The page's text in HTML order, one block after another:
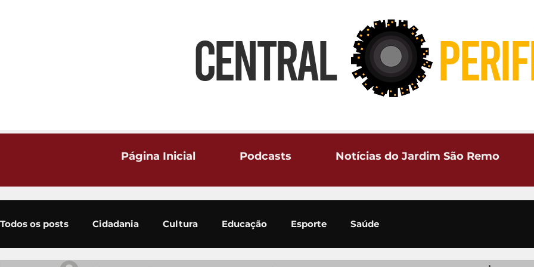
CENTRAL
Página Inicial Podcasts Notícias do Jardim São Remo
Todos os posts Cidadania Cultura Educação Esporte Saúde